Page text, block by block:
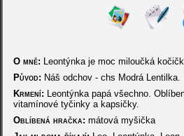
O mně: Leontýnka je moc miloučká
Původ: Náš odchov - chs Modrá Lentilka.
Krmení: Leontýnka papá všechno.
vitamínové tyčinky a kapsičky.
Oblíbená hračka: mátová myšička